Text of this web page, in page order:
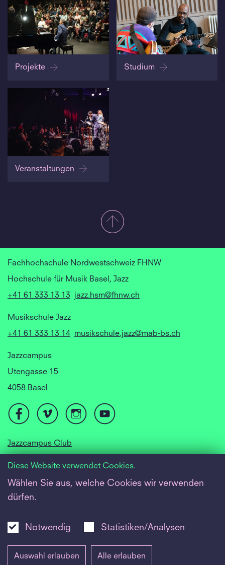
Projekte Studium
Veranstaltungen
Fachhochschule Nordwestschweiz FHNW
Hochschule für Musik Basel, Jazz
+41 61 333 13 13
jazz.hsm@fhnw.ch
Musikschule Jazz
+41 61 333 13 14 musikschule.jazz@mab-bs.ch
Jazzcampus
Utengasse 15
4058 Basel
Jazzcampus Club
Barrierefreiheit
Inside
Diese Website verwendet Cookies.
Wählen Sie aus, welche Cookies wir verwenden
dürfen.
Notwendig Statistiken/Analysen
Auswahl erlauben Alle erlauben